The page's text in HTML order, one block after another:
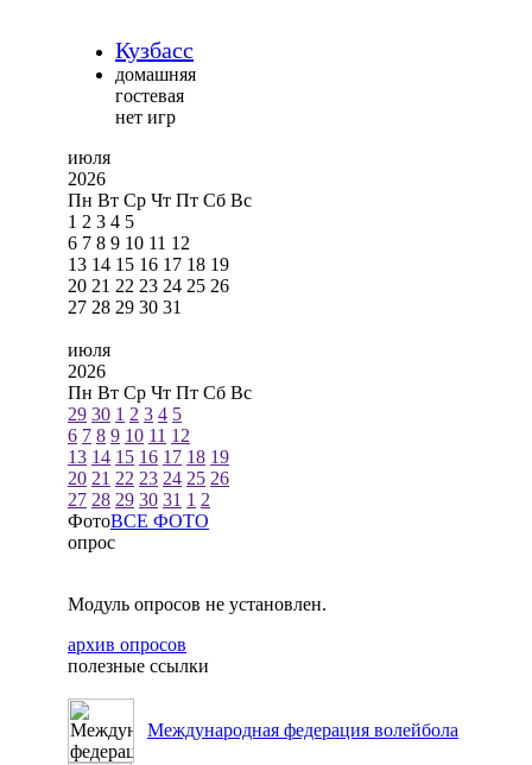
Кузбасс
домашняя
гостевая
нет игр
июля
2026
Пн Вт Ср Чт Пт Сб Вс
1 2 3 4 5
6 7 8 9 10 11 12
13 14 15 16 17 18 19
20 21 22 23 24 25 26
27 28 29 30 31
июля
2026
Пн Вт Ср Чт Пт Сб Вс
29 30 1 2 3 4 5
6 7 8 9 10 11 12
13 14 15 16 17 18 19
20 21 22 23 24 25 26
27 28 29 30 31 1 2
ФотоВСЕ ФОТО
опрос
Модуль опросов не установлен.
архив опросов
полезные ссылки
Международная федерация волейбола